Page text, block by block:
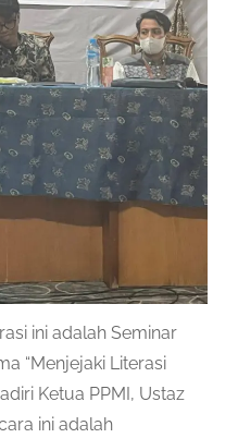
ini adalah Seminar
“Menjejaki Literasi
Ketua PPMI, Ustaz
ini adalah